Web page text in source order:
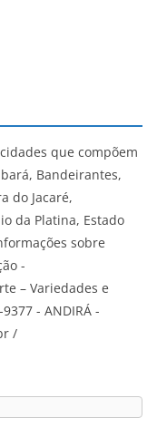
que compõem
Bandeirantes,
do Jacaré,
da Platina, Estado
sobre
-
– Variedades e
- ANDIRÁ -
/